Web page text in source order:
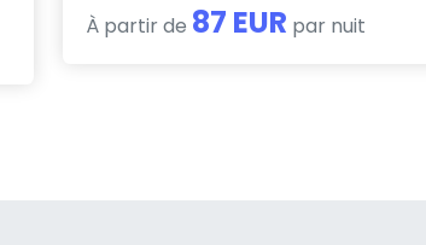
À partir de 87 EUR par nuit